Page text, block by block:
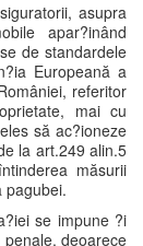
asupra
apar?inând
de standardele
Europeană a
referitor
mai cu
să ac?ioneze
la art.249 alin.5
măsurii
pagubei.
se impune ?i
deoarece